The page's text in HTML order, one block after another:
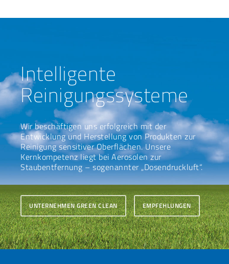
Intelligente
Reinigungssysteme
Wir beschäftigen uns erfolgreich mit der
Entwicklung und Herstellung von Produkten zur
Reinigung sensitiver Oberflächen. Unsere
Kernkompetenz liegt bei Aerosolen zur
Staubentfernung – sogenannter „Dosendruckluft“.
UNTERNEHMEN GREEN CLEAN EMPFEHLUNGEN